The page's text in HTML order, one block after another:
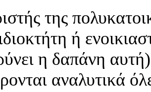
της
ή
η δαπάνη
αναλυτικά